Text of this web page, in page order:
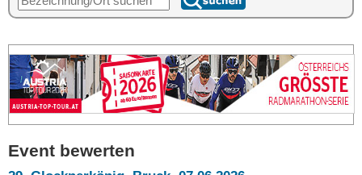
Event bewerten